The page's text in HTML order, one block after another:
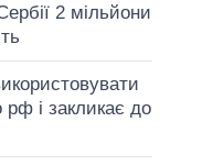
2 мільйони
рф і закликає до